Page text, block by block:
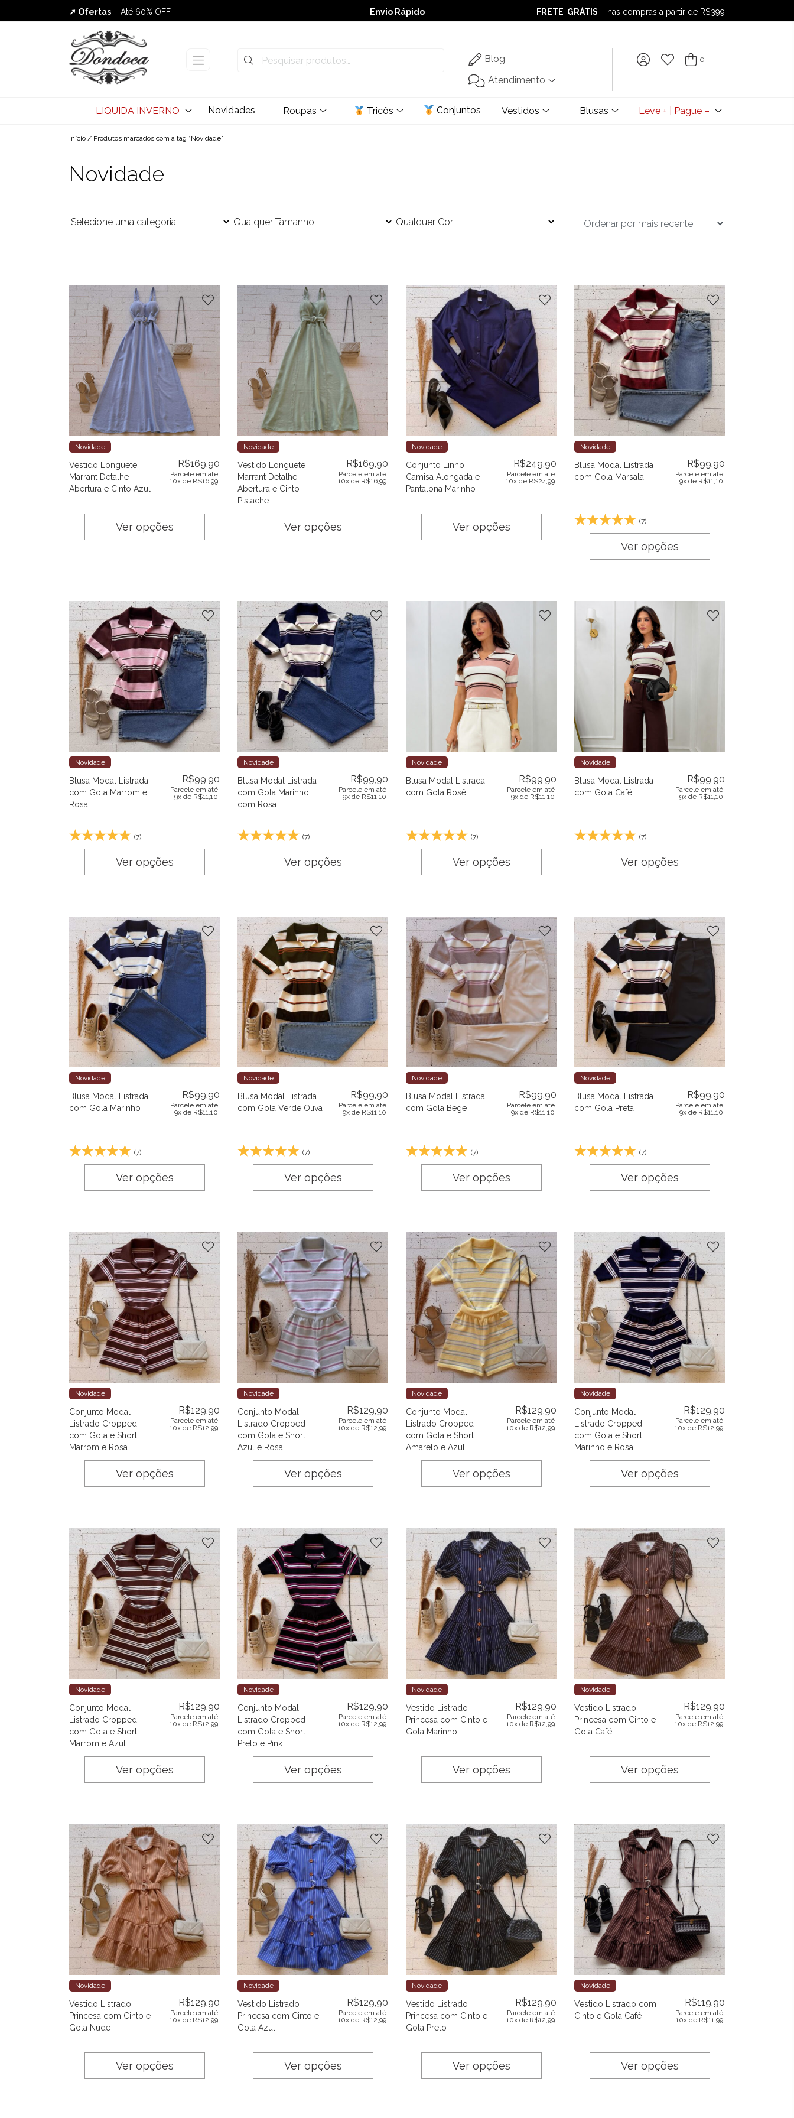
➚ Ofertas – Até 60% OFF
Envio Rápido
Envio Rápido
➚ Ofertas– Até 60% OFF
FRETE GRÁTIS – nas compras a partir de R$399
FRETE GRÁTIS– nas compras a partir de R$399
Blog
Atendimento
0
LIQUIDA INVERNO Novidades Roupas Tricôs Conjuntos Vestidos Blusas Leve + | Pague –
Início / Produtos marcados com a tag “Novidade”
Novidade
Novidade
Vestido Longuete
Marrant Detalhe
Abertura e Cinto Azul
R$169,90
Parcele em até
10x de R$16,99
Ver opções
Novidade
Vestido Longuete
Marrant Detalhe
Abertura e Cinto
Pistache
R$169,90
Parcele em até
10x de R$16,99
Ver opções
Novidade
Conjunto Linho
Camisa Alongada e
Pantalona Marinho
R$249,90
Parcele em até
10x de R$24,99
Ver opções
Novidade
Blusa Modal Listrada
com Gola Marsala
R$99,90
Parcele em até
9x de R$11,10
(7)
Ver opções
Novidade
Blusa Modal Listrada
com Gola Marrom e
Rosa
R$99,90
Parcele em até
9x de R$11,10
(7)
Ver opções
Novidade
Blusa Modal Listrada
com Gola Marinho
com Rosa
R$99,90
Parcele em até
9x de R$11,10
(7)
Ver opções
Novidade
Blusa Modal Listrada
com Gola Rosê
R$99,90
Parcele em até
9x de R$11,10
(7)
Ver opções
Novidade
Blusa Modal Listrada
com Gola Café
R$99,90
Parcele em até
9x de R$11,10
(7)
Ver opções
Novidade
Blusa Modal Listrada
com Gola Marinho
R$99,90
Parcele em até
9x de R$11,10
(7)
Ver opções
Novidade
Blusa Modal Listrada
com Gola Verde Oliva
R$99,90
Parcele em até
9x de R$11,10
(7)
Ver opções
Novidade
Blusa Modal Listrada
com Gola Bege
R$99,90
Parcele em até
9x de R$11,10
(7)
Ver opções
Novidade
Blusa Modal Listrada
com Gola Preta
R$99,90
Parcele em até
9x de R$11,10
(7)
Ver opções
Novidade
Conjunto Modal
Listrado Cropped
com Gola e Short
Marrom e Rosa
R$129,90
Parcele em até
10x de R$12,99
Ver opções
Novidade
Conjunto Modal
Listrado Cropped
com Gola e Short
Azul e Rosa
R$129,90
Parcele em até
10x de R$12,99
Ver opções
Novidade
Conjunto Modal
Listrado Cropped
com Gola e Short
Amarelo e Azul
R$129,90
Parcele em até
10x de R$12,99
Ver opções
Novidade
Conjunto Modal
Listrado Cropped
com Gola e Short
Marinho e Rosa
R$129,90
Parcele em até
10x de R$12,99
Ver opções
Novidade
Conjunto Modal
Listrado Cropped
com Gola e Short
Marrom e Azul
R$129,90
Parcele em até
10x de R$12,99
Ver opções
Novidade
Conjunto Modal
Listrado Cropped
com Gola e Short
Preto e Pink
R$129,90
Parcele em até
10x de R$12,99
Ver opções
Novidade
Vestido Listrado
Princesa com Cinto e
Gola Marinho
R$129,90
Parcele em até
10x de R$12,99
Ver opções
Novidade
Vestido Listrado
Princesa com Cinto e
Gola Café
R$129,90
Parcele em até
10x de R$12,99
Ver opções
Novidade
Vestido Listrado
Princesa com Cinto e
Gola Nude
R$129,90
Parcele em até
10x de R$12,99
Ver opções
Novidade
Vestido Listrado
Princesa com Cinto e
Gola Azul
R$129,90
Parcele em até
10x de R$12,99
Ver opções
Novidade
Vestido Listrado
Princesa com Cinto e
Gola Preto
R$129,90
Parcele em até
10x de R$12,99
Ver opções
Novidade
Vestido Listrado com
Cinto e Gola Café
R$119,90
Parcele em até
10x de R$11,99
Ver opções